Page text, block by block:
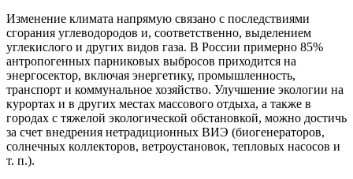
Изменение климата напрямую связано с последствиями
сгорания углеводородов и, соответственно, выделением
углекислого и других видов газа. В России примерно 85%
антропогенных парниковых выбросов приходится на
энергосектор, включая энергетику, промышленность,
транспорт и коммунальное хозяйство. Улучшение экологии на
курортах и в других местах массового отдыха, а также в
городах с тяжелой экологической обстановкой, можно достичь
за счет внедрения нетрадиционных ВИЭ (биогенераторов,
солнечных коллекторов, ветроустановок, тепловых насосов и
т. п.).